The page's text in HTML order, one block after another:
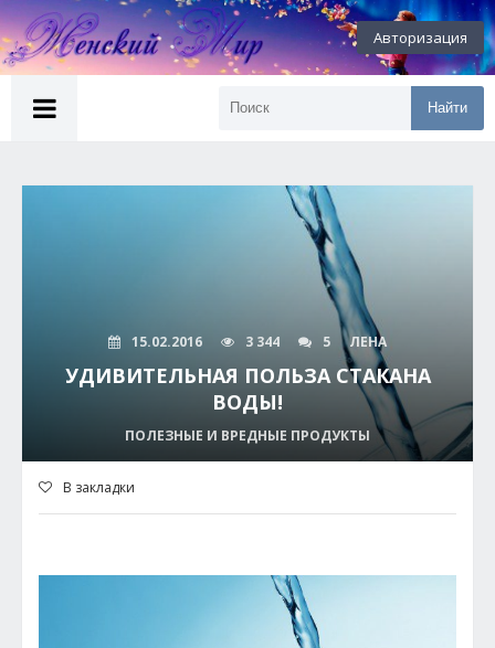
Авторизация
Найти
15.02.2016 3 344 5 ЛЕНА
УДИВИТЕЛЬНАЯ ПОЛЬЗА СТАКАНА
ВОДЫ!
ПОЛЕЗНЫЕ И ВРЕДНЫЕ ПРОДУКТЫ
В закладки